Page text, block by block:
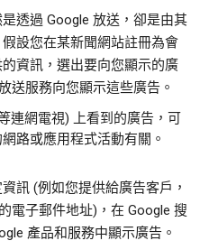
透過 Google 放送，卻是由其
設您在某新聞網站註冊為會
資訊，選出要向您顯示的廣
送服務向您顯示這些廣告。
連網電視) 上看到的廣告，可
路或應用程式活動有關。
訊 (例如您提供給廣告客戶，
電子郵件地址)，在 Google 搜
產品和服務中顯示廣告。